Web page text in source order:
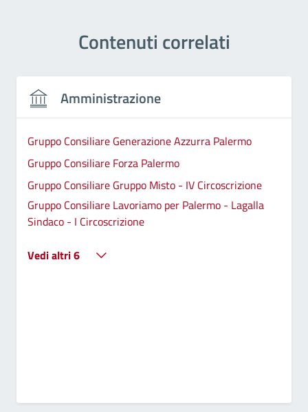
Contenuti correlati
Amministrazione
Gruppo Consiliare Generazione Azzurra Palermo
Gruppo Consiliare Forza Palermo
Gruppo Consiliare Gruppo Misto - IV Circoscrizione
Gruppo Consiliare Lavoriamo per Palermo - Lagalla
Sindaco - I Circoscrizione
Vedi altri 6